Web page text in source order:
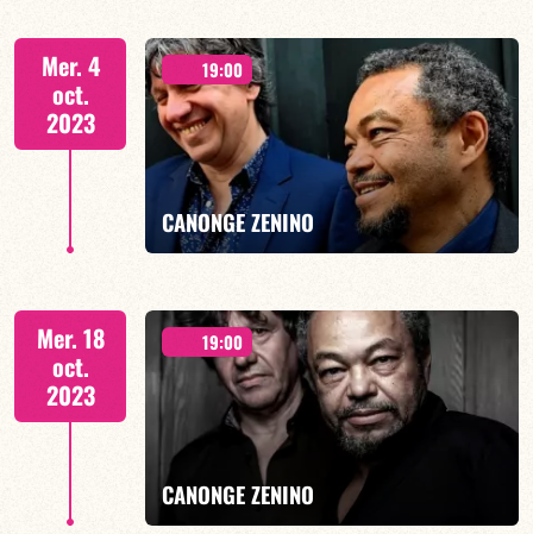
Duo Jazz - 19h00
EN SAVOIR PLUS
Mer. 4
oct.
2023
19:00
CANONGE ZENINO
Duo Jazz - 19h00
Mer. 18
oct.
2023
19:00
CANONGE ZENINO